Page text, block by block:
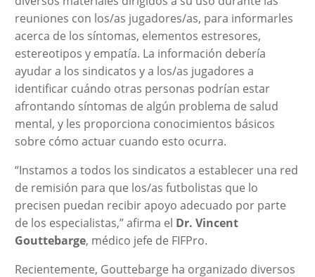
reuniones con los/as jugadores/as, para informarles
acerca de los síntomas, elementos estresores,
estereotipos y empatía. La información debería
ayudar a los sindicatos y a los/as jugadores a
identificar cuándo otras personas podrían estar
afrontando síntomas de algún problema de salud
mental, y les proporciona conocimientos básicos
sobre cómo actuar cuando esto ocurra.
“Instamos a todos los sindicatos a establecer una red
de remisión para que los/as futbolistas que lo
precisen puedan recibir apoyo adecuado por parte
de los especialistas,” afirma el Dr. Vincent
Gouttebarge, médico jefe de FIFPro.
Recientemente, Gouttebarge ha organizado diversos